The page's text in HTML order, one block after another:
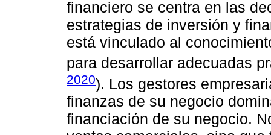
financiero se centra en las
estrategias de inversión y
está vinculado al
para desarrollar adecuadas
2020). Los gestores
finanzas de su negocio
financiación de su negocio.